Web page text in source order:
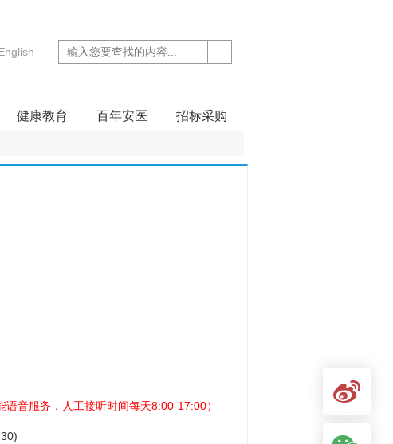
健康教育 百年安医 招标采购
语音服务，人工接听时间每天8:00-17:00）